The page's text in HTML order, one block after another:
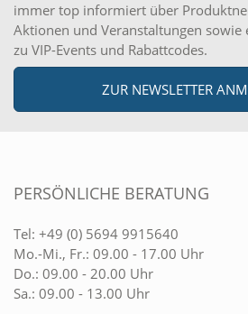
immer top informiert über
Aktionen und Veranstaltungen sowie
zu VIP-Events und Rabattcodes.
ZUR NEWSLETTER
PERSÖNLICHE BERATUNG
Tel: +49 (0) 5694 9915640
Mo.-Mi., Fr.: 09.00 - 17.00 Uhr
Do.: 09.00 - 20.00 Uhr
Sa.: 09.00 - 13.00 Uhr